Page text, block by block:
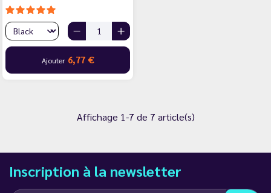
Ajouter 6,77 €
Affichage 1-7 de 7 article(s)
Inscription à la newsletter